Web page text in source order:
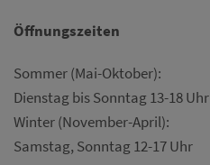
Öffnungszeiten
Sommer (Mai-Oktober):
Dienstag bis Sonntag 13-18 Uhr
Winter (November-April):
Samstag, Sonntag 12-17 Uhr